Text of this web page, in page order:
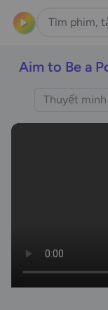
Aim to Be a
Thuyết minh